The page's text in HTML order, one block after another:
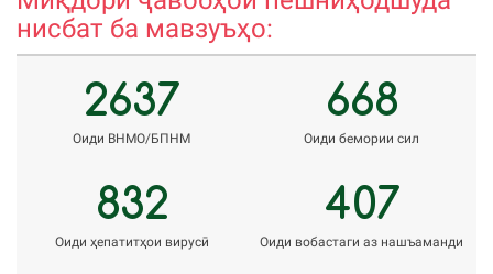
нисбат ба мавзуъҳо:
2637
Оиди ВНМО/БПНМ
668
Оиди бемории сил
832
Оиди ҳепатитҳои вирусӣ
407
Оиди вобастаги аз нашъаманди